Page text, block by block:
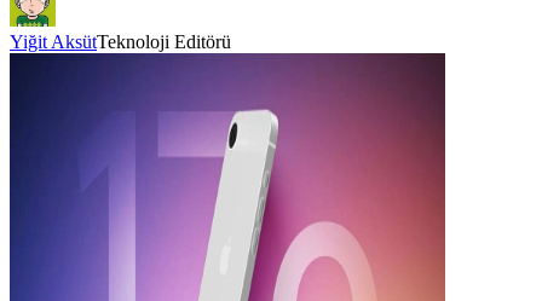
Yiğit AksütTeknoloji Editörü